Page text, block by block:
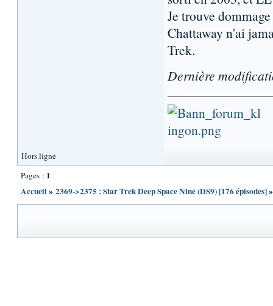
Je trouve
Chattaway n'ai
Trek.
Dernière
Hors ligne
Pages : 1
Accueil» 2369->2375 : Star Trek Deep Space Nine (DS9) [176 épisodes]